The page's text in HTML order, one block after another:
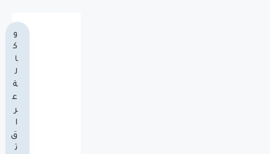
و
ك
ا
ل
ة
ع
ر
ا
ق
ت